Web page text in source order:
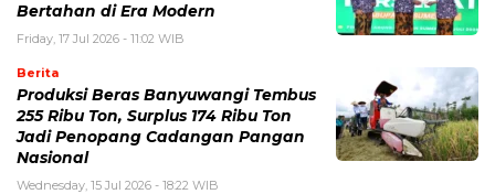
Bertahan di Era Modern
Friday, 17 Jul 2026 - 11:02 WIB
Berita
Produksi Beras Banyuwangi Tembus
255 Ribu Ton, Surplus 174 Ribu Ton
Jadi Penopang Cadangan Pangan
Nasional
Wednesday, 15 Jul 2026 - 18:22 WIB